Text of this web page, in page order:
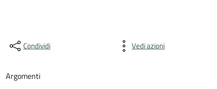
Condividi Vedi azioni
Argomenti